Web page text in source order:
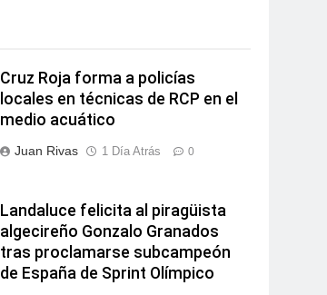
Cruz Roja forma a policías
locales en técnicas de RCP en el
medio acuático
Juan Rivas 1 Día Atrás 0
Landaluce felicita al piragüista
algecireño Gonzalo Granados
tras proclamarse subcampeón
de España de Sprint Olímpico